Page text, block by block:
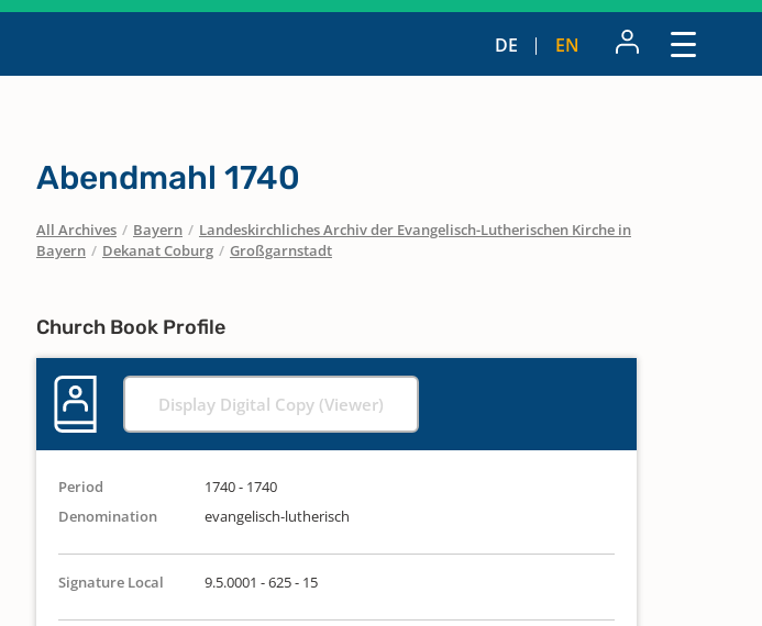
DE EN
Abendmahl 1740
All Archives / Bayern / Landeskirchliches Archiv der Evangelisch-Lutherischen Kirche in
Bayern / Dekanat Coburg / Großgarnstadt
Church Book Profile
Display Digital Copy (Viewer)
Period
1740 - 1740
Denomination
evangelisch-lutherisch
Signature Local 9.5.0001 - 625 - 15